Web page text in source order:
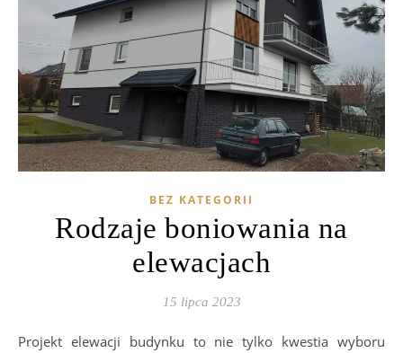
BEZ KATEGORII
Rodzaje boniowania na
elewacjach
15 lipca 2023
Projekt elewacji budynku to nie tylko kwestia wyboru